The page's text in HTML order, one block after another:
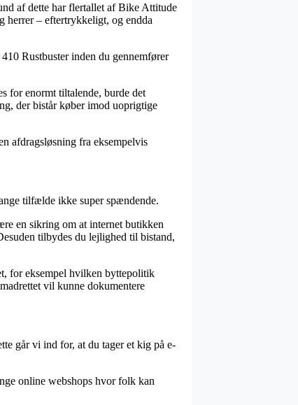
af dette har flertallet af Bike Attitude
herrer – eftertrykkeligt, og endda
Rustbuster inden du gennemfører
for enormt tiltalende, burde det
der bistår køber imod uoprigtige
afdragsløsning fra eksempelvis
tilfælde ikke super spændende.
en sikring om at internet butikken
tilbydes du lejlighed til bistand,
for eksempel hvilken byttepolitik
vil kunne dokumentere
går vi ind for, at du tager et kig på e-
online webshops hvor folk kan